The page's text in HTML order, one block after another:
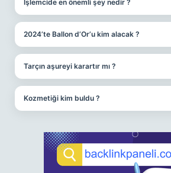
İşlemcide en önemli şey nedir ?
2024’te Ballon d’Or’u kim alacak ?
Tarçın aşureyi karartır mı ?
Kozmetiği kim buldu ?